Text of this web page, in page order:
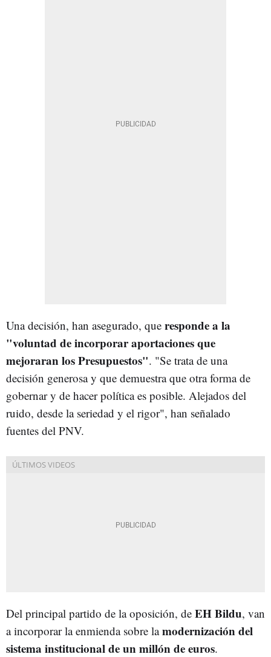
Una decisión, han asegurado, que responde a la
"voluntad de incorporar aportaciones que
mejoraran los Presupuestos". "Se trata de una
decisión generosa y que demuestra que otra forma de
gobernar y de hacer política es posible. Alejados del
ruido, desde la seriedad y el rigor", han señalado
fuentes del PNV.
Del principal partido de la oposición, de EH Bildu, van
a incorporar la enmienda sobre lamodernización del
sistema institucional de un millón de euros.